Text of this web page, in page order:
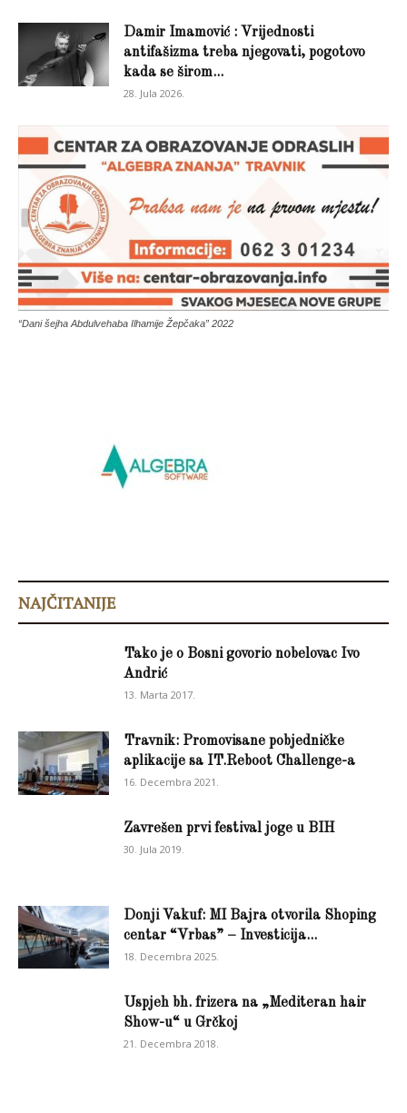
Damir Imamović : Vrijednosti
antifašizma treba njegovati, pogotovo
kada se širom...
28. Jula 2026.
“Dani šejha Abdulvehaba Ilhamije Žepčaka” 2022
NAJČITANIJE
Tako je o Bosni govorio nobelovac Ivo
Andrić
13. Marta 2017.
Travnik: Promovisane pobjedničke
aplikacije sa IT.Reboot Challenge-a
16. Decembra 2021.
Zavrešen prvi festival joge u BIH
30. Jula 2019.
Donji Vakuf: MI Bajra otvorila Shoping
centar “Vrbas” – Investicija...
18. Decembra 2025.
Uspjeh bh. frizera na „Mediteran hair
Show-u“ u Grčkoj
21. Decembra 2018.